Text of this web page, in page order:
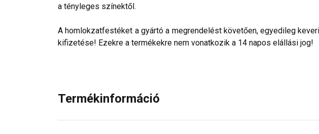
a tényleges színektől.
A homlokzatfestéket a gyártó a megrendelést követően, egyedileg
kifizetése! Ezekre a termékekre nem vonatkozik a 14 napos elállási jog!
Termékinformáció